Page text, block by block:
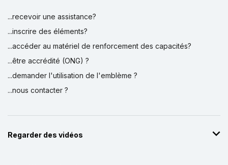
...recevoir une assistance?
...inscrire des éléments?
...accéder au matériel de renforcement des capacités?
...être accrédité (ONG) ?
...demander l'utilisation de l'emblème ?
...nous contacter ?
Regarder des vidéos